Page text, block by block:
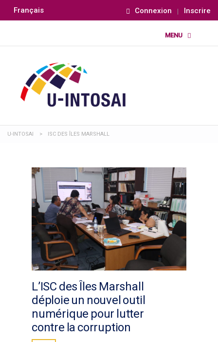
Français Connexion Inscrire
U-INTOSAI > ISC DES ÎLES MARSHALL
L’ISC des Îles Marshall
déploie un nouvel outil
numérique pour lutter
contre la corruption